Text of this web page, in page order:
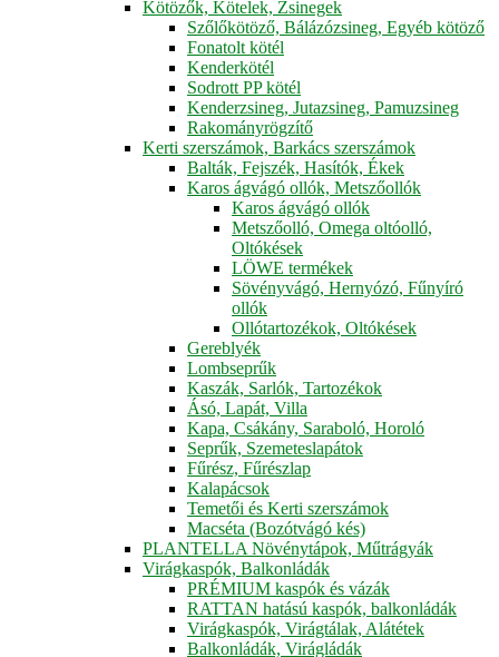
Kötözők, Kötelek, Zsinegek
Szőlőkötöző, Bálázózsineg, Egyéb kötöző
Fonatolt kötél
Kenderkötél
Sodrott PP kötél
Kenderzsineg, Jutazsineg, Pamuzsineg
Rakományrögzítő
Kerti szerszámok, Barkács szerszámok
Balták, Fejszék, Hasítók, Ékek
Karos ágvágó ollók, Metszőollók
Karos ágvágó ollók
Metszőolló, Omega oltóolló,
Oltókések
LÖWE termékek
Sövényvágó, Hernyózó, Fűnyíró
ollók
Ollótartozékok, Oltókések
Gereblyék
Lombseprűk
Kaszák, Sarlók, Tartozékok
Ásó, Lapát, Villa
Kapa, Csákány, Saraboló, Horoló
Seprűk, Szemeteslapátok
Fűrész, Fűrészlap
Kalapácsok
Temetői és Kerti szerszámok
Macséta (Bozótvágó kés)
PLANTELLA Növénytápok, Műtrágyák
Virágkaspók, Balkonládák
PRÉMIUM kaspók és vázák
RATTAN hatású kaspók, balkonládák
Virágkaspók, Virágtálak, Alátétek
Balkonládák, Virágládák